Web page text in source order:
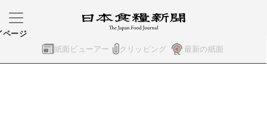
紙面ビューアー クリッピング 最新の紙面
ページ